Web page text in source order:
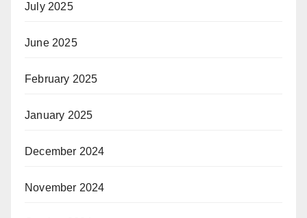
July 2025
June 2025
February 2025
January 2025
December 2024
November 2024